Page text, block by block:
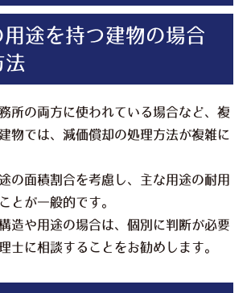
途を持つ建物の場合
法
所の両方に使われている場合など、複
物では、減価償却の処理方法が複雑に
の面積割合を考慮し、主な用途の耐用
とが一般的です。
造や用途の場合は、個別に判断が必要
士に相談することをお勧めします。